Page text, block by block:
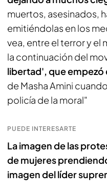
muertos, asesinados,
emitiéndolas en los
vea, entre el terror y el
la continuación del
libertad', que empezó
de Masha Amini
policía de la moral"
PUEDE INTERESARTE
La imagen de las
de mujeres
imagen del líder